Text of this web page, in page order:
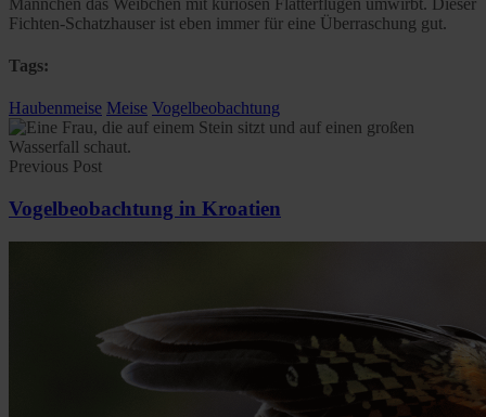
Fichten-Schatzhauser ist eben immer für eine Überraschung gut.
Tags:
Haubenmeise Meise Vogelbeobachtung
Previous Post
Vogelbeobachtung in Kroatien